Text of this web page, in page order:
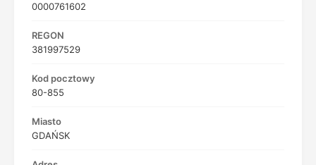
0000761602
REGON
381997529
Kod pocztowy
80-855
Miasto
GDAŃSK